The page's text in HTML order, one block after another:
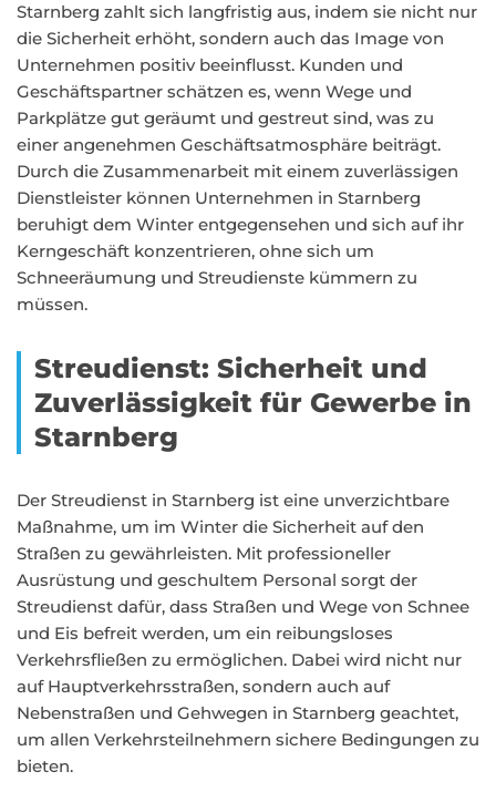
Starnberg zahlt sich langfristig aus, indem sie nicht nur
die Sicherheit erhöht, sondern auch das Image von
Unternehmen positiv beeinflusst. Kunden und
Geschäftspartner schätzen es, wenn Wege und
Parkplätze gut geräumt und gestreut sind, was zu
einer angenehmen Geschäftsatmosphäre beiträgt.
Durch die Zusammenarbeit mit einem zuverlässigen
Dienstleister können Unternehmen in Starnberg
beruhigt dem Winter entgegensehen und sich auf ihr
Kerngeschäft konzentrieren, ohne sich um
Schneeräumung und Streudienste kümmern zu
müssen.
Streudienst: Sicherheit und
Zuverlässigkeit für Gewerbe in
Starnberg
Der Streudienst in Starnberg ist eine unverzichtbare
Maßnahme, um im Winter die Sicherheit auf den
Straßen zu gewährleisten. Mit professioneller
Ausrüstung und geschultem Personal sorgt der
Streudienst dafür, dass Straßen und Wege von Schnee
und Eis befreit werden, um ein reibungsloses
Verkehrsfließen zu ermöglichen. Dabei wird nicht nur
auf Hauptverkehrsstraßen, sondern auch auf
Nebenstraßen und Gehwegen in Starnberg geachtet,
um allen Verkehrsteilnehmern sichere Bedingungen zu
bieten.